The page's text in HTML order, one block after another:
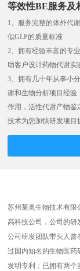
等效性BE服务及
1、服务完整的体外代
似GLP的质量标准
2、拥有经验丰富的专
助客户设计药物代谢
3、拥有几十年从事小
谢和生物分析项目经
作用，活性代谢产物
技术为您加快研发项目
苏州莱奥生物技术有限
高科技公司，公司的研
公司研发团队带头人曾
过国内知名的生物医药
发明专利；已拥有两